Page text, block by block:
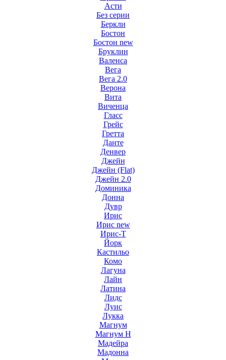
Асти
Без серии
Беркли
Бостон
Бостон new
Бруклин
Валенса
Вега
Вега 2.0
Верона
Вита
Виченца
Гласс
Грейс
Гретта
Данте
Денвер
Джейн
Джейн (Flat)
Джейн 2.0
Доминика
Донна
Дувр
Ирис
Ирис new
Ирис-Т
Йорк
Кастильо
Комо
Лагуна
Лайн
Латина
Лидс
Луис
Лукка
Магнум
Магнум Н
Мадейра
Мадонна